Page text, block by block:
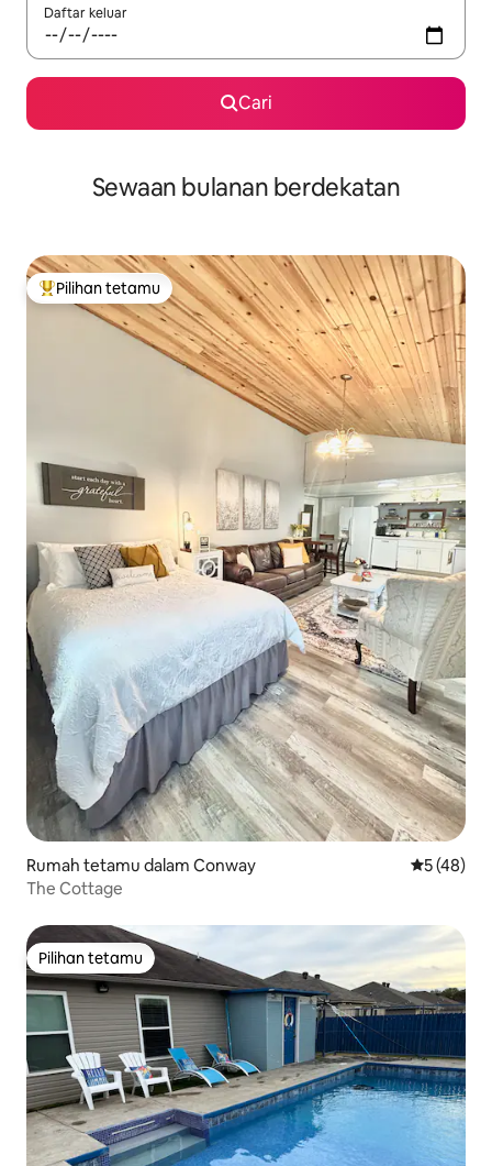
Daftar keluar
Cari
Sewaan bulanan berdekatan
Pilihan utama tetamu
Pilihan tetamu
Rumah tetamu dalam Conway
5 (48)
The Cottage
Pilihan tetamu
Pilihan tetamu